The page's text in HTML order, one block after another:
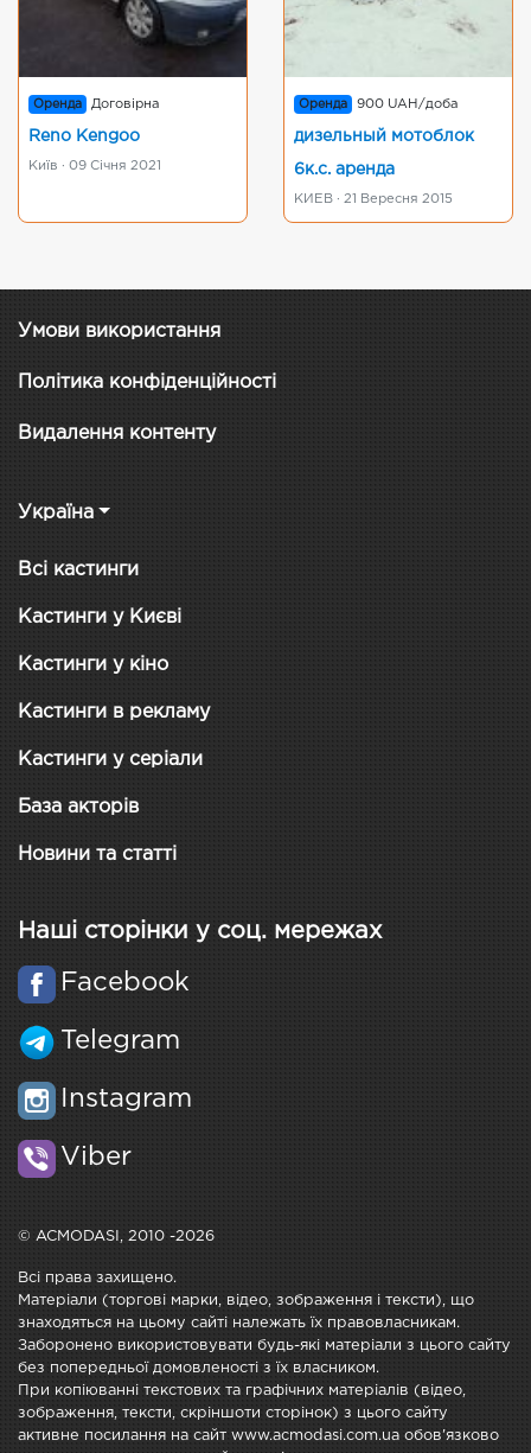
Оренда Договірна
Reno Kengoo
Київ · 09 Січня 2021
Оренда 900 UAH/доба
дизельный мотоблок
6к.с. аренда
КИЕВ · 21 Вересня 2015
Умови використання
Політика конфіденційності
Видалення контенту
Україна
Всі кастинги
Кастинги у Києві
Кастинги у кіно
Кастинги в рекламу
Кастинги у серіали
База акторів
Новини та статті
Наші сторінки у соц. мережах
Facebook
Telegram
Instagram
Viber
© ACMODASI, 2010 -2026
Всі права захищено.
Матеріали (торгові марки, відео, зображення і тексти), що
знаходяться на цьому сайті належать їх правовласникам.
Заборонено використовувати будь-які матеріали з цього сайту
без попередньої домовленості з їх власником.
При копіюванні текстових та графічних матеріалів (відео,
зображення, тексти, скріншоти сторінок) з цього сайту
активне посилання на сайт www.acmodasi.com.ua обов'язково